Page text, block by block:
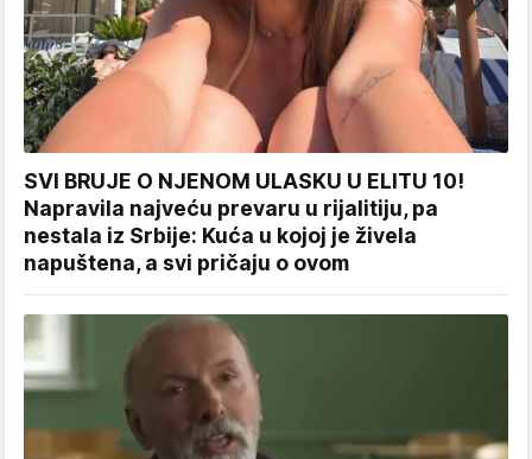
SVI BRUJE O NJENOM ULASKU U ELITU 10!
Napravila najveću prevaru u rijalitiju, pa
nestala iz Srbije: Kuća u kojoj je živela
napuštena, a svi pričaju o ovom